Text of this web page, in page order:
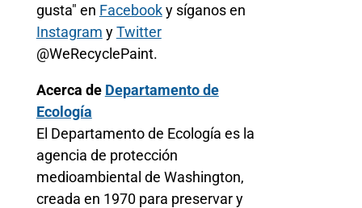
gusta" en Facebooky síganos en
Instagram yTwitter
@WeRecyclePaint.
Acerca de Departamento de
Ecología
El Departamento de Ecología es la
agencia de protección
medioambiental de Washington,
creada en 1970 para preservar y